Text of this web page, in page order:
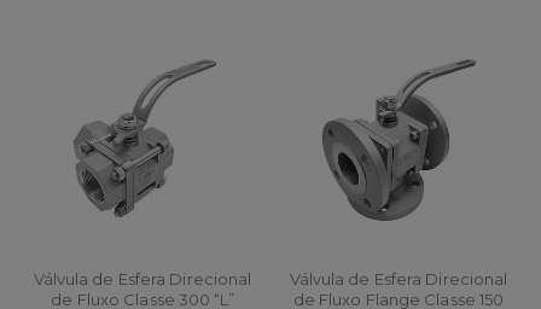
Válvula de Esfera Direcional
de Fluxo Classe 300 “L”
Válvula de Esfera Direcional
de Fluxo Flange Classe 150